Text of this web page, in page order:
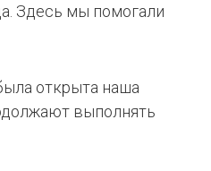
Здесь мы помогали
открыта наша
выполнять